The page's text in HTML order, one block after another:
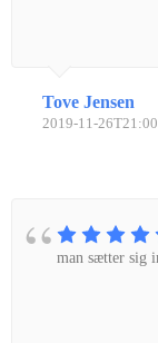
Tove Jensen
2019-11-
man sætter sig